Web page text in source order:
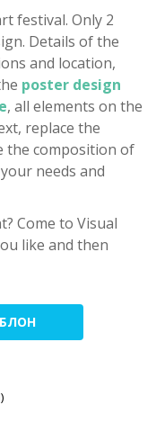
festival. Only 2
Details of the
and location,
poster design
, all elements on the
replace the
the composition of
needs and
Come to Visual
like and then